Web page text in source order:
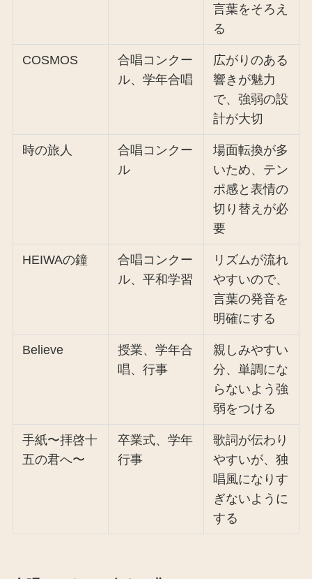
言葉をそろえ
る
COSMOS
合唱コンクー
ル、学年合唱
広がりのある
響きが魅力
で、強弱の設
計が大切
時の旅人
合唱コンクー
ル
場面転換が多
いため、テン
ポ感と表情の
切り替えが必
要
HEIWAの鐘
合唱コンクー
ル、平和学習
リズムが流れ
やすいので、
言葉の発音を
明確にする
Believe
授業、学年合
唱、行事
親しみやすい
分、単調にな
らないよう強
弱をつける
手紙〜拝啓十
五の君へ〜
卒業式、学年
行事
歌詞が伝わり
やすいが、独
唱風になりす
ぎないように
する